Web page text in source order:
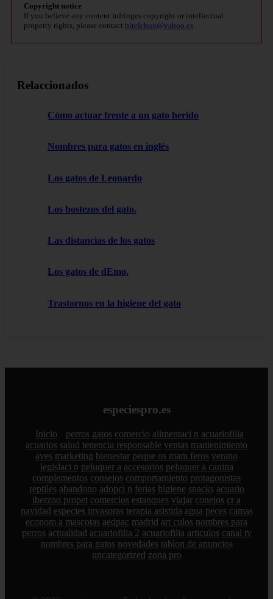
Copyright notice
If you believe any content infringes copyright or intellectual
property rights, please contact bitelchux@yahoo.es
Relaccionados
Cómo actuar frente a un gato herido
Nombres para gatos en inglés
Los gatos de Leonardo
Los bostezos del gato.
Las distancias de los gatos
Los gatos de dEmo.
Trastornos en la higiene del gato
especiespro.es
Inicio perros gatos comercio alimentaci n acuariofilia
acuarios salud tenencia responsable ventas mantenimiento
aves marketing bienestar peque os mam feros verano
legislaci n peluquer a accesorios peluquer a canina
complementos consejos comportamiento protagonistas
reptiles abandono adopci n ferias higiene snacks acuario
iberzoo propet comercios estanques viajar conejos cr a
navidad especies invasoras terapia asistida agua peces camas
econom a mascotas aedpac madrid art culos nombres para
perros actualidad acuariofilia 2 acuariofilia articulos canal tv
nombres para gatos novedades tablon de anuncios
uncategorized zona pro